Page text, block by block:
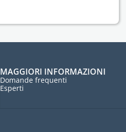
MAGGIORI INFORMAZIONI
Domande frequenti
Esperti